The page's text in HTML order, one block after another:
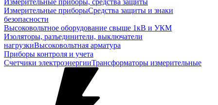
Измерительные приборы, средства защиты
Измерительные приборыСредства защиты и знаки
безопасности
Высоковольтное оборудование свыше 1кВ и УКМ
Изоляторы, разъединители, выключатели
нагрузкиВысоковольтная арматура
Приборы контроля и учета
Счетчики электроэнергииТрансформаторы измерительные